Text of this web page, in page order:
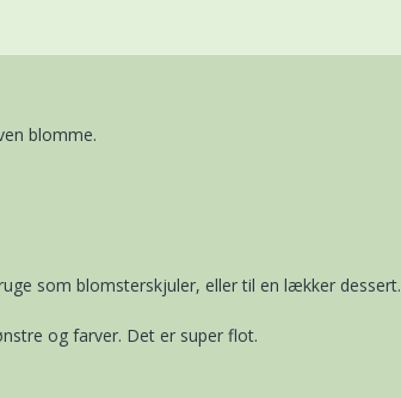
blomme.
som blomsterskjuler, eller til en lækker dessert.
og farver. Det er super flot.